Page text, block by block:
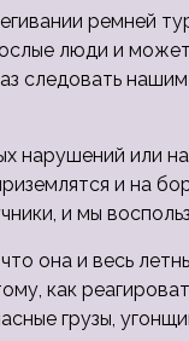
ремней
люди и
следовать
нарушений или
и на
и мы
она и весь
как
грузы,